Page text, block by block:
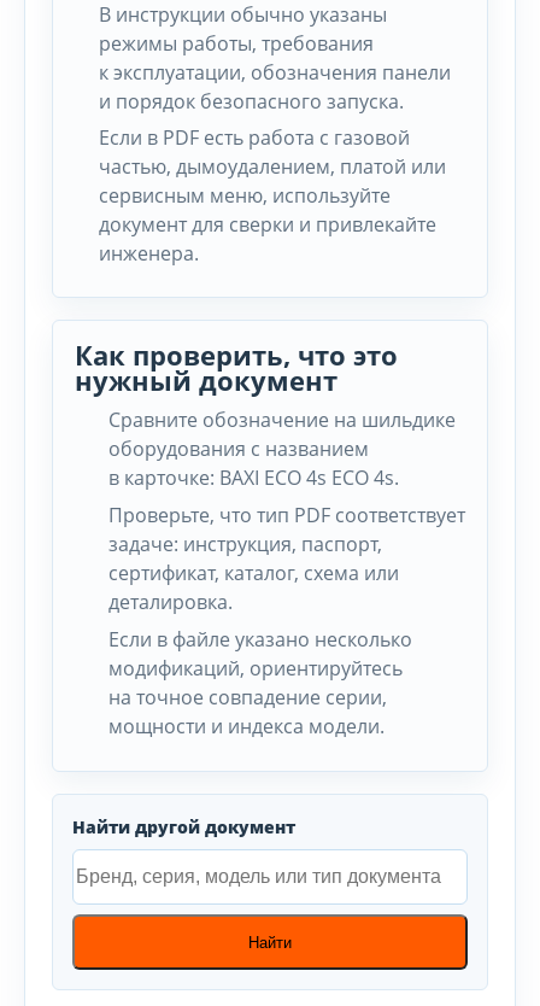
В инструкции обычно указаны
режимы работы, требования
к эксплуатации, обозначения панели
и порядок безопасного запуска.
Если в PDF есть работа с газовой
частью, дымоудалением, платой или
сервисным меню, используйте
документ для сверки и привлекайте
инженера.
Как проверить, что это
нужный документ
Сравните обозначение на шильдике
оборудования с названием
в карточке: BAXI ECO 4s ECO 4s.
Проверьте, что тип PDF соответствует
задаче: инструкция, паспорт,
сертификат, каталог, схема или
деталировка.
Если в файле указано несколько
модификаций, ориентируйтесь
на точное совпадение серии,
мощности и индекса модели.
Найти другой документ
Найти